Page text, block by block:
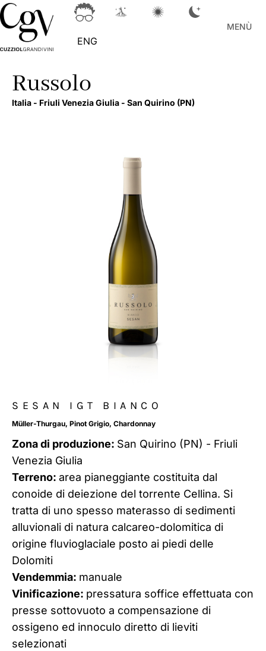
ENG
MENÙ
Russolo
Italia - Friuli Venezia Giulia - San Quirino (PN)
SESAN IGT BIANCO
Müller-Thurgau, Pinot Grigio, Chardonnay
Zona di produzione: San Quirino (PN) - Friuli
Venezia Giulia
Terreno: area pianeggiante costituita dal
conoide di deiezione del torrente Cellina. Si
tratta di uno spesso materasso di sedimenti
alluvionali di natura calcareo-dolomitica di
origine fluvioglaciale posto ai piedi delle
Dolomiti
Vendemmia: manuale
Vinificazione: pressatura soffice effettuata con
presse sottovuoto a compensazione di
ossigeno ed innoculo diretto di lieviti
selezionati